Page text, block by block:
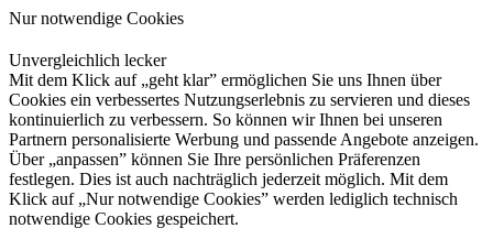
Nur notwendige Cookies
Unvergleichlich lecker
Mit dem Klick auf „geht klar” ermöglichen Sie uns Ihnen über
Cookies ein verbessertes Nutzungserlebnis zu servieren und dieses
kontinuierlich zu verbessern. So können wir Ihnen bei unseren
Partnern personalisierte Werbung und passende Angebote anzeigen.
Über „anpassen” können Sie Ihre persönlichen Präferenzen
festlegen. Dies ist auch nachträglich jederzeit möglich. Mit dem
Klick auf „Nur notwendige Cookies” werden lediglich technisch
notwendige Cookies gespeichert.